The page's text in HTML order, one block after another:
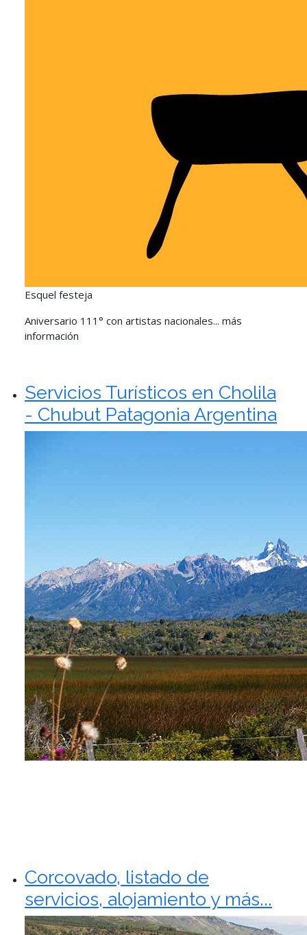
Esquel festeja
Aniversario 111° con artistas nacionales... más
información
Servicios Turísticos en Cholila
- Chubut Patagonia Argentina
Corcovado, listado de
servicios, alojamiento y más...